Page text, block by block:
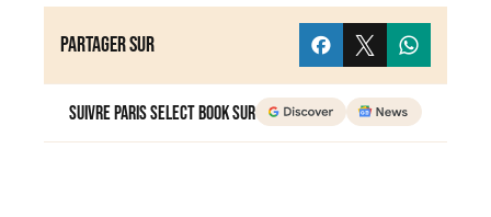
Partager sur
Suivre Paris Select Book sur